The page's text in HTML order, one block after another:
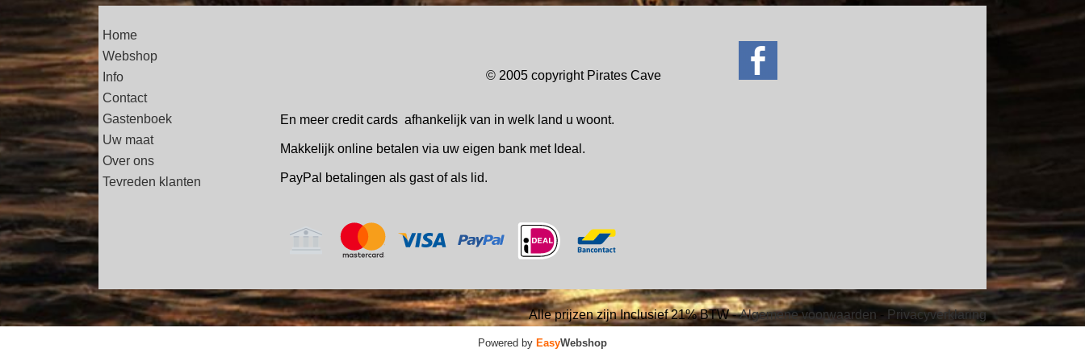
Home
Webshop
Info
Contact
Gastenboek
Uw maat
Over ons
Tevreden klanten
© 2005 copyright Pirates Cave
En meer credit cards afhankelijk van in welk land u woont.
Makkelijk online betalen via uw eigen bank met Ideal.
PayPal betalingen als gast of als lid.
Alle prijzen zijn Inclusief 21% BTW -Algemene voorwaarden - Privacyverklaring
Powered by EasyWebshop